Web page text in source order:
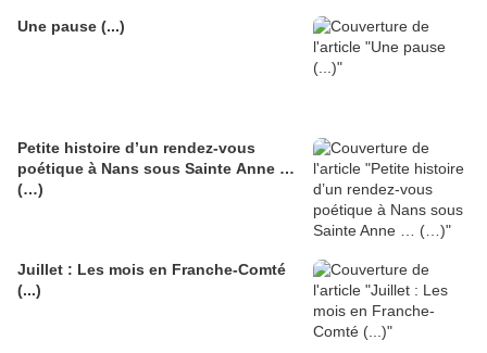
Une pause (...)
Petite histoire d’un rendez-vous
poétique à Nans sous Sainte Anne …
(…)
Juillet : Les mois en Franche-Comté
(...)